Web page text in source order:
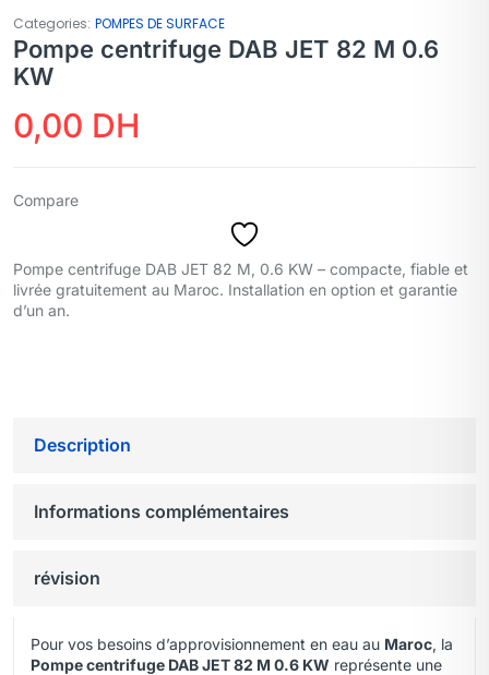
Categories: POMPES DE SURFACE
Pompe centrifuge DAB JET 82 M 0.6
KW
0,00 DH
Compare
Pompe centrifuge DAB JET 82 M, 0.6 KW – compacte, fiable et
livrée gratuitement au Maroc. Installation en option et garantie
d’un an.
Description
Informations complémentaires
révision
Pour vos besoins d’approvisionnement en eau au Maroc, la
Pompe centrifuge DAB JET 82 M 0.6 KW représente une